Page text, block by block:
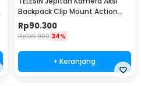
Backpack Clip Mount Action
Camera - GP-JFM-002
Rp90.300
Rp135.900 34%
+ Keranjang